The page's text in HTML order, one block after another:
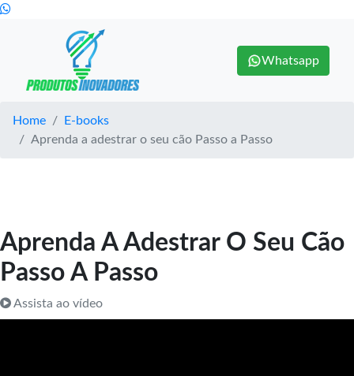
Whatsapp
Home
E-books
Aprenda a adestrar o seu cão Passo a Passo
Aprenda A Adestrar O Seu Cão
Passo A Passo
Assista ao vídeo